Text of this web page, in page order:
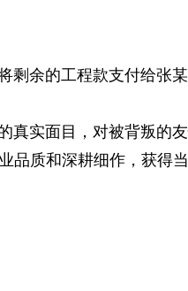
余的工程款支付给张某
实面目，对被背叛的
品质和深耕细作，获得